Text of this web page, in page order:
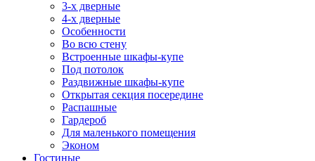
3-х дверные
4-х дверные
Особенности
Во всю стену
Встроенные шкафы-купе
Под потолок
Раздвижные шкафы-купе
Открытая секция посередине
Распашные
Гардероб
Для маленького помещения
Эконом
Гостиные